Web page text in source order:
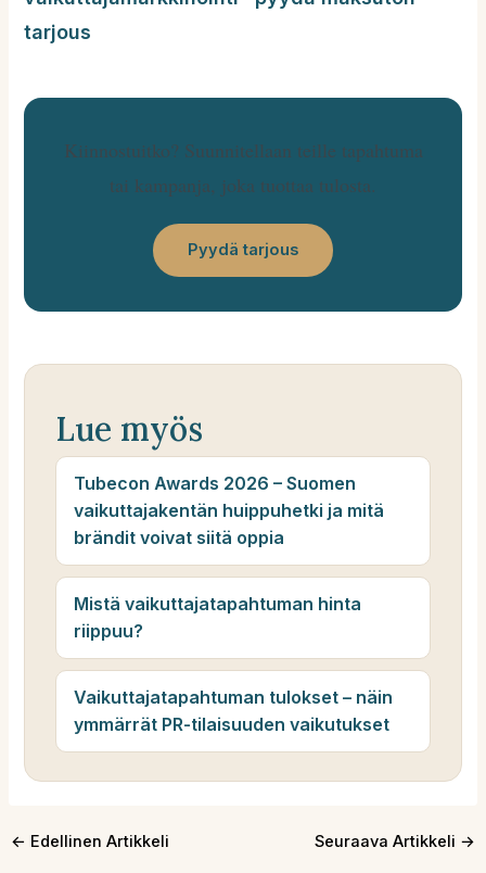
tarjous
Kiinnostuitko? Suunnitellaan teille tapahtuma
tai kampanja, joka tuottaa tulosta.
Pyydä tarjous
Lue myös
Tubecon Awards 2026 – Suomen
vaikuttajakentän huippuhetki ja mitä
brändit voivat siitä oppia
Mistä vaikuttajatapahtuman hinta
riippuu?
Vaikuttajatapahtuman tulokset – näin
ymmärrät PR-tilaisuuden vaikutukset
← Edellinen Artikkeli Seuraava Artikkeli →